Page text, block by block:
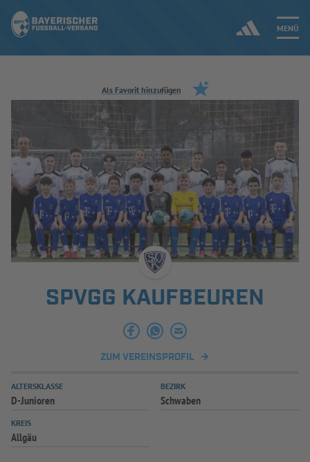
MENÜ
Jetzt einloggen
ERGEBNISSE & WETTBEWERBE
NEUIGKEITEN
SPIELBETRIEB & VERBANDSLEBEN
AUSBILDUNG & FÖRDERUNG
INFOTHEK SPIELPLUS
Als Favorit hinzufügen
SPVGG KAUFBEUREN
ZUM VEREINSPROFIL
ALTERSKLASSE
D-Junioren
BEZIRK
Schwaben
KREIS
Allgäu